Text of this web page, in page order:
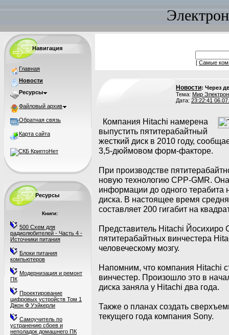
Навигация
Главная
Новости
Ресурсы
Файловый архив
Обратная связь
Карта сайта
Ресурсы
Книги:
500 Схем для
радиолюбителей - Часть 4 -
Источники питания
Блоки питания
компьютеров
Модернизация и ремонт
ПК
Проектирование
цифровых устройств Том 1
Джон Ф Уэйкерли
Самоучитель по
устранению сбоев и
неполадок домашнего ПК
[ Самые
Новости: Через
Тема: Мир
Дата: 23:22:41
Компания Hitachi намерена
выпустить пятитерабайтный
жесткий диск в 2010 году,
3,5-дюймовом форм-факторе.
При производстве
новую технологию CPP-GMR.
информации до одного терабита
диска. В настоящее время
составляет 200 гигабит на
Представитель Hitachi Йосихиро
пятитерабайтных винчестера
человеческому мозгу.
Напомним, что компания Hitachi
винчестер. Произошло это в
диска заняла у Hitachi два года.
Также о планах создать
текущего года компания Sony.